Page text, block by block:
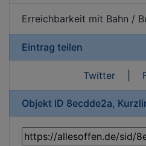
Erreichbarkeit mit Bahn /
Eintrag teilen
Twitter|
Objekt ID 8ecdde2a,